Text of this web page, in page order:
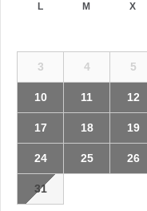
L M X
3 4 5
10 11 12
17 18 19
24 25 26
31